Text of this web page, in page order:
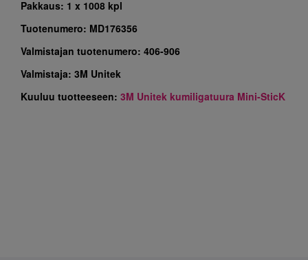
Pakkaus: 1 x 1008 kpl
Tuotenumero: MD176356
Valmistajan tuotenumero: 406-906
Valmistaja: 3M Unitek
Kuuluu tuotteeseen: 3M Unitek kumiligatuura Mini-SticK